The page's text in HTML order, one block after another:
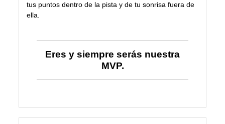
tus puntos dentro de la pista y de tu sonrisa fuera de
ella.
Eres y siempre serás nuestra
MVP.